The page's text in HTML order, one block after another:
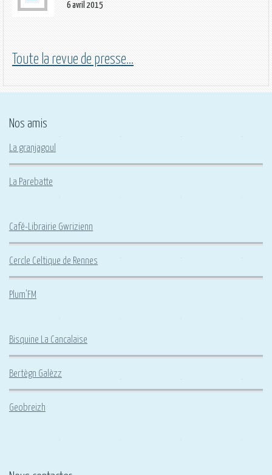
6 avril 2015
Toute la revue de presse...
Nos amis
La granjagoul
La Parebatte
Café-Librairie Gwrizienn
Cercle Celtique de Rennes
Plum'FM
Bisquine La Cancalaise
Bertègn Galèzz
Geobreizh